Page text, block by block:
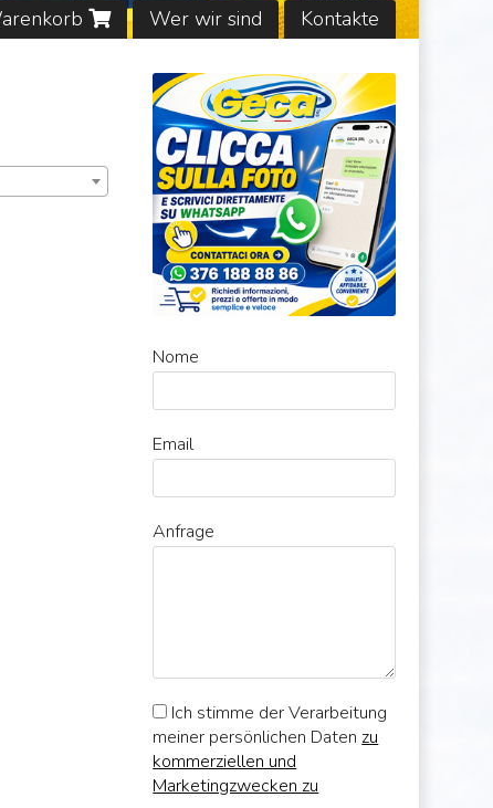
Wer wir sind Kontakte
Nome
Email
Anfrage
Ich stimme der Verarbeitung
meiner persönlichen Daten zu
kommerziellen und
Marketingzwecken zu